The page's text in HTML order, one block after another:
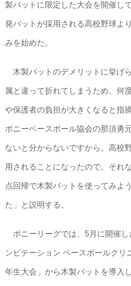
製バットに限定した大会を開催し
発バットが採用される高校野球よ
みを始めた。
木製バットのデメリットに挙げ
属と違って折れてしまうため、何
や保護者の負担が大きくなると指
ポニーベースボール協会の那須勇
ないと分からないですから。高校
用されることになったので。それ
点回帰で木製バットを使ってみよ
た」と説明する。
ポニーリーグでは、5月に開催し
ンビテーション ベースボールクリ
年生大会」から木製バットを導入